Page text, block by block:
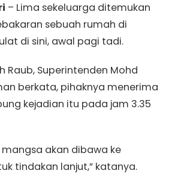
– Lima sekeluarga ditemukan
sebuah rumah di
di sini, awal pagi tadi.
Raub, Superintenden Mohd
berkata, pihaknya menerima
kejadian itu pada jam 3.35
akan dibawa ke
tindakan lanjut,” katanya.